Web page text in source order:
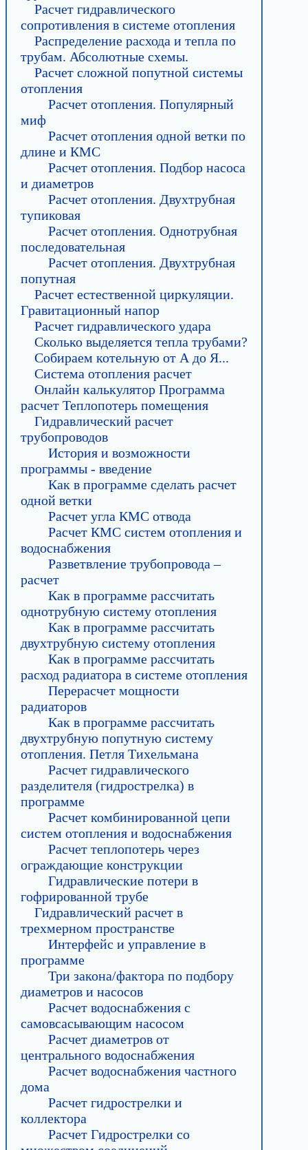
Расчет гидравлического
сопротивления в системе отопления
Распределение расхода и тепла по
трубам. Абсолютные схемы.
Расчет сложной попутной системы
отопления
Расчет отопления. Популярный
миф
Расчет отопления одной ветки по
длине и КМС
Расчет отопления. Подбор насоса
и диаметров
Расчет отопления. Двухтрубная
тупиковая
Расчет отопления. Однотрубная
последовательная
Расчет отопления. Двухтрубная
попутная
Расчет естественной циркуляции.
Гравитационный напор
Расчет гидравлического удара
Сколько выделяется тепла трубами?
Собираем котельную от А до Я...
Система отопления расчет
Онлайн калькулятор Программа
расчет Теплопотерь помещения
Гидравлический расчет
трубопроводов
История и возможности
программы - введение
Как в программе сделать расчет
одной ветки
Расчет угла КМС отвода
Расчет КМС систем отопления и
водоснабжения
Разветвление трубопровода –
расчет
Как в программе рассчитать
однотрубную систему отопления
Как в программе рассчитать
двухтрубную систему отопления
Как в программе рассчитать
расход радиатора в системе отопления
Перерасчет мощности
радиаторов
Как в программе рассчитать
двухтрубную попутную систему
отопления. Петля Тихельмана
Расчет гидравлического
разделителя (гидрострелка) в
программе
Расчет комбинированной цепи
систем отопления и водоснабжения
Расчет теплопотерь через
ограждающие конструкции
Гидравлические потери в
гофрированной трубе
Гидравлический расчет в
трехмерном пространстве
Интерфейс и управление в
программе
Три закона/фактора по подбору
диаметров и насосов
Расчет водоснабжения с
самовсасывающим насосом
Расчет диаметров от
центрального водоснабжения
Расчет водоснабжения частного
дома
Расчет гидрострелки и
коллектора
Расчет Гидрострелки со